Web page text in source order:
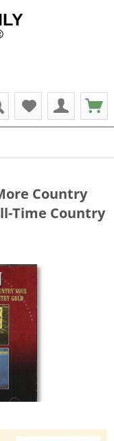
Country
Time Country